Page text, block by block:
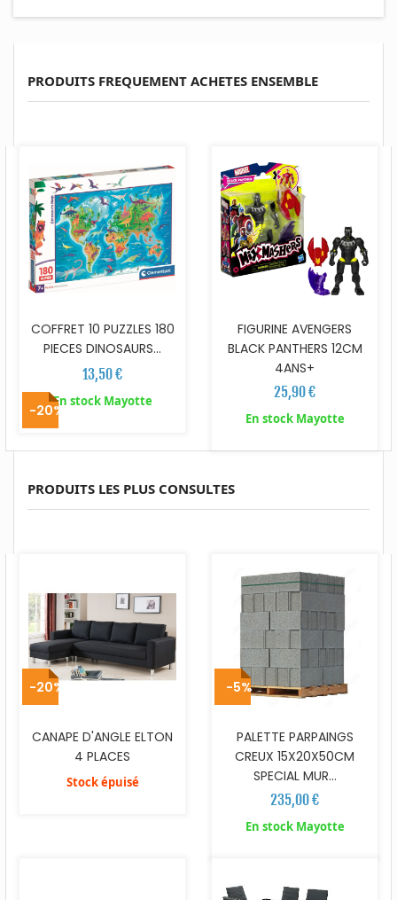
PRODUITS FREQUEMENT ACHETES ENSEMBLE
COFFRET 10 PUZZLES 180
PIECES DINOSAURS...
13,50 €
En stock Mayotte
FIGURINE AVENGERS
BLACK PANTHERS 12CM
4ANS+
25,90 €
En stock Mayotte
PRODUITS LES PLUS CONSULTES
-20%
CANAPE D'ANGLE ELTON
4 PLACES
Stock épuisé
PALETTE PARPAINGS
CREUX 15X20X50CM
SPECIAL MUR...
235,00 €
En stock Mayotte
-20% -5%